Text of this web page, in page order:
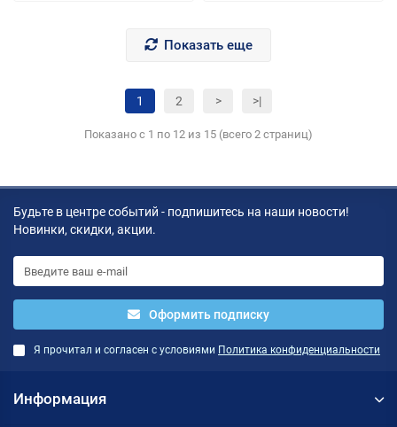
Показать еще
1 2 > >|
Показано с 1 по 12 из 15 (всего 2 страниц)
Будьте в центре событий - подпишитесь на наши новости!
Новинки, скидки, акции.
Оформить подписку
Я прочитал и согласен с условиями Политика конфиденциальности
Информация